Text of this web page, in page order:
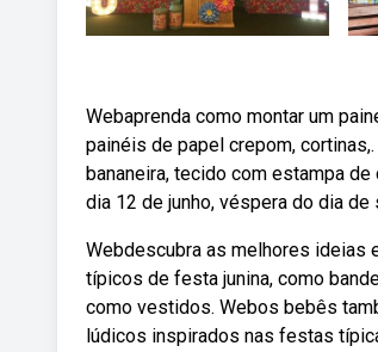
Webaprenda como montar um
painéis de papel crepom,
bananeira, tecido com estampa
dia 12 de junho, véspera do dia
Webdescubra as melhores ideias
típicos de festa junina, como
como vestidos. Webos bebês
lúdicos inspirados nas festas